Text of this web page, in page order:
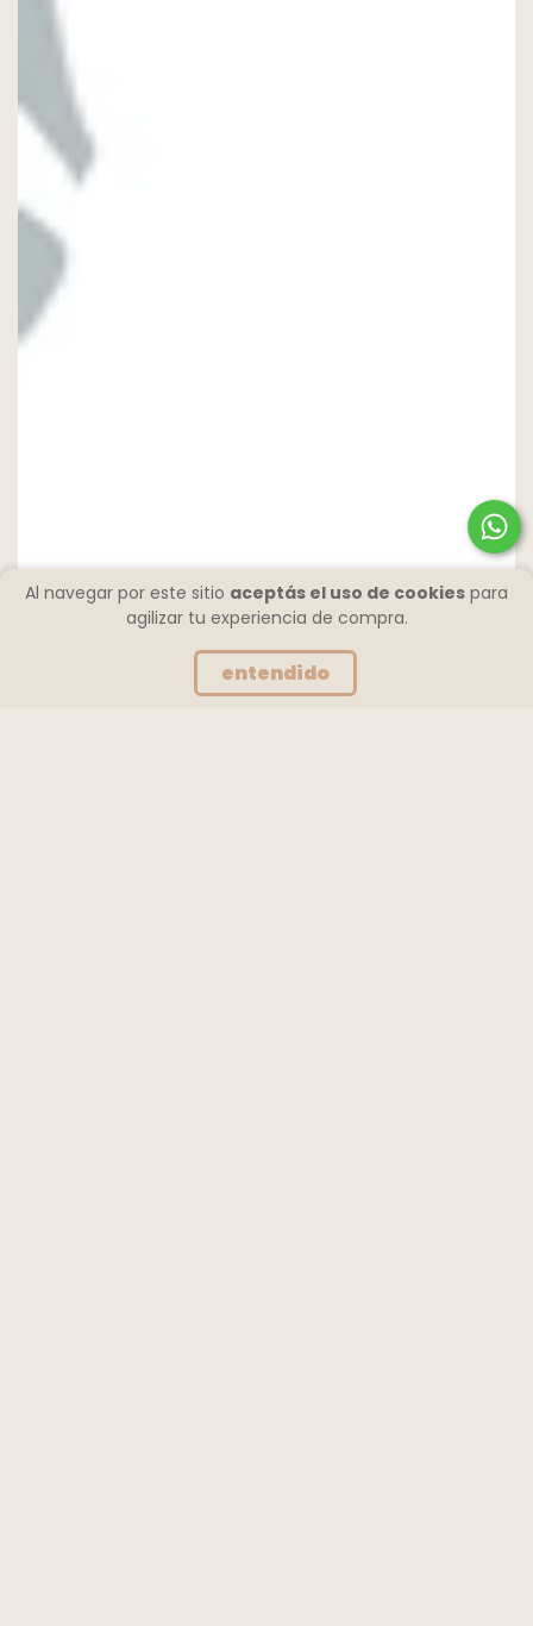
Al navegar por este sitio aceptás el uso de cookies para
agilizar tu experiencia de compra.
entendido